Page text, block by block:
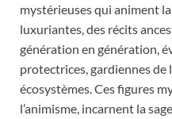
mystérieuses qui animent
luxuriantes, des récits
génération en génération,
protectrices, gardiennes de
écosystèmes. Ces figures
l’animisme, incarnent la